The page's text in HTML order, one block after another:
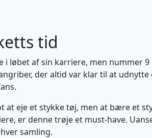
tid
løbet af sin karriere, men nummer
der altid var klar til at udnytte
at eje et stykke tøj, men at bære et
er denne trøje et must-have.
samling.